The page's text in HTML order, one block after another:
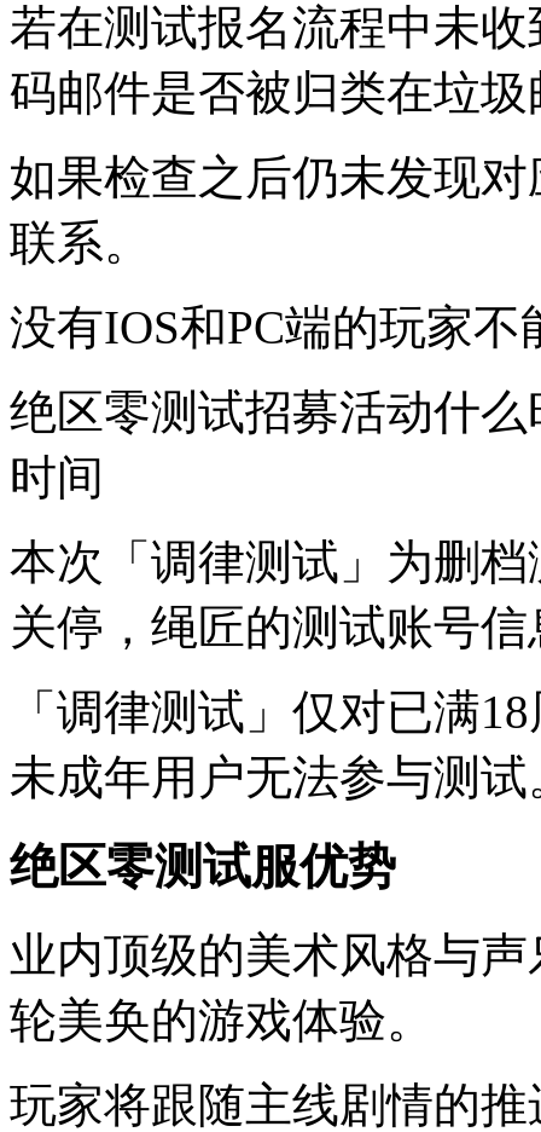
若在测试报名流程中未
码邮件是否被归类在垃
如果检查之后仍未发现
联系。
没有IOS和PC端的玩家不
绝区零测试招募活动什
时间
本次「调律测试」为删
关停，绳匠的测试账号
「调律测试」仅对已满
未成年用户无法参与测试
绝区零测试服优势
业内顶级的美术风格与
轮美奂的游戏体验。
玩家将跟随主线剧情的